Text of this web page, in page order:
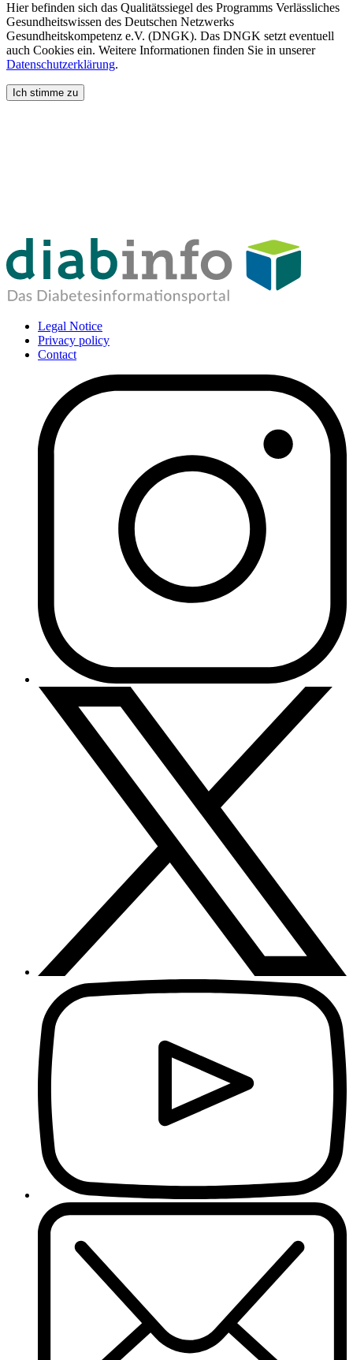
Hier befinden sich das Qualitätssiegel des Programms Verlässliches
Gesundheitswissen des Deutschen Netzwerks
Gesundheitskompetenz e.V. (DNGK). Das DNGK setzt eventuell
auch Cookies ein. Weitere Informationen finden Sie in unserer
Datenschutzerklärung.
Ich stimme zu
Legal Notice
Privacy policy
Contact